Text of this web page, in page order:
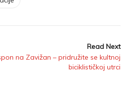
Read Next
na Zavižan – pridružite se kultnoj
biciklističkoj utrci